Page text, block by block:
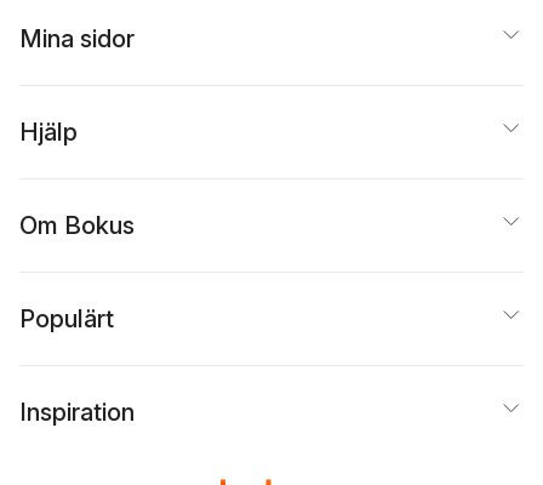
Mina sidor
Hjälp
Om Bokus
Populärt
Inspiration